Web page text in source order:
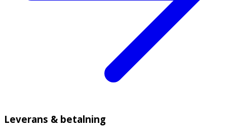
Leverans & betalning